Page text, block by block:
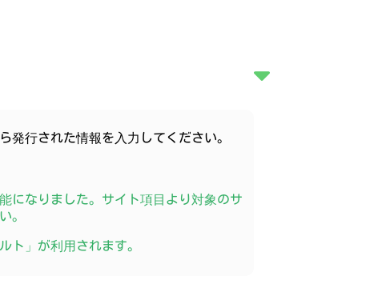
発行された情報を入力してください。
になりました。サイト項目より対象のサ
。
ト」が利用されます。